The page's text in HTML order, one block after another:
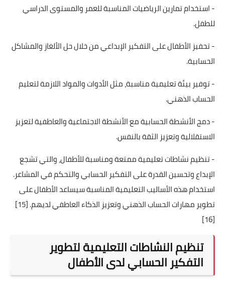
- استخدام تمارين الرياضيات المناسبة للعمر والمستوى الدراسي
للطفل.
- تحفيز الأطفال على التفكير الإبداعي من خلال حل الألغاز والمشاكل
الحسابية.
- توفير بيئة تعليمية مناسبة، مثل الأدوات والمواد اللازمة لتعليم
الحساب الذهني.
- دمج الأنشطة الحسابية مع الأنشطة الاجتماعية والعاطفية لتعزيز
الاستقلالية وتعزيز الثقة بالنفس.
- تنظيم نشاطات تعليمية ممتعة ومناسبة للأطفال، والتي تشجع
الإبداع وتحسين القدرة على التفكير الحسابي والتحكم في المشاعر.
استخدام هذه الأساليب التعليمية المناسبة سيساعد الأطفال على
تطوير مهارات الحساب الذهني وتعزيز الذكاء العاطفي لديهم.[15]
[16]
تنظيم النشاطات التعليمية لتطوير
التفكير الحسابي لدى الأطفال